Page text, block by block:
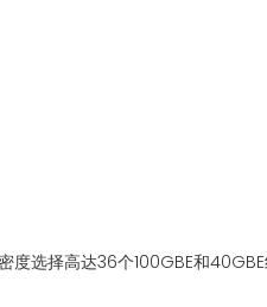
择高达36个100GBE和